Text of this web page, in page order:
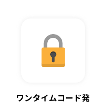
ワンタイムコード発